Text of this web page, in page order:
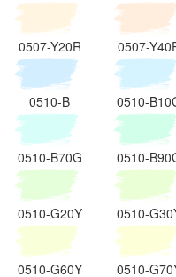
0507-Y20R 0507-
0510-B 0510-
0510-B70G 0510-
0510-G20Y 0510-
0510-G60Y 0510-